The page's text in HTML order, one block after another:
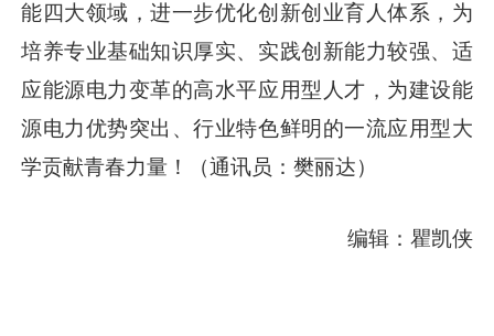
能四大领域，进一步优化创新创业育人体系，为
培养专业基础知识厚实、实践创新能力较强、适
应能源电力变革的高水平应用型人才，为建设能
源电力优势突出、行业特色鲜明的一流应用型大
学贡献青春力量！（通讯员：樊丽达）
编辑：瞿凯侠